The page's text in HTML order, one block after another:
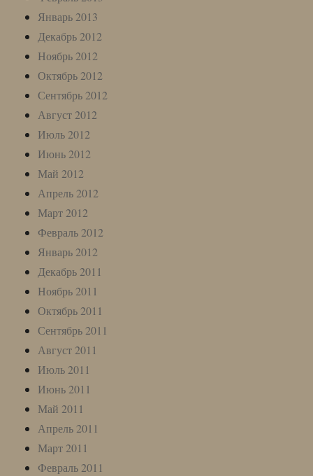
Январь 2013
Декабрь 2012
Ноябрь 2012
Октябрь 2012
Сентябрь 2012
Август 2012
Июль 2012
Июнь 2012
Май 2012
Апрель 2012
Март 2012
Февраль 2012
Январь 2012
Декабрь 2011
Ноябрь 2011
Октябрь 2011
Сентябрь 2011
Август 2011
Июль 2011
Июнь 2011
Май 2011
Апрель 2011
Март 2011
Февраль 2011